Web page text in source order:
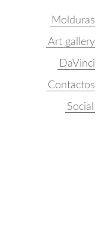
Molduras
Art gallery
DaVinci
Contactos